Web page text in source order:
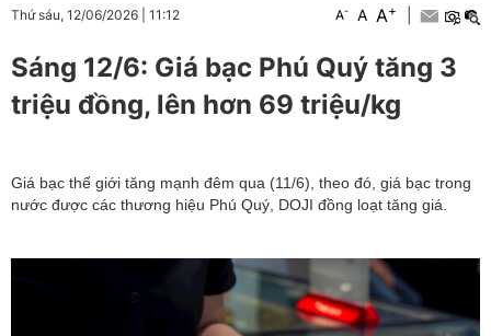
Thứ sáu, 12/06/2026 11:12 A- A A+
Sáng 12/6: Giá bạc Phú Quý tăng 3
triệu đồng, lên hơn 69 triệu/kg
Giá bạc thế giới tăng mạnh đêm qua (11/6), theo đó, giá bạc trong
nước được các thương hiệu Phú Quý, DOJI đồng loạt tăng giá.